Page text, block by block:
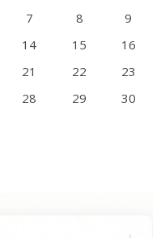
7 8
9
14 15
16
21 22
23
28 29
30